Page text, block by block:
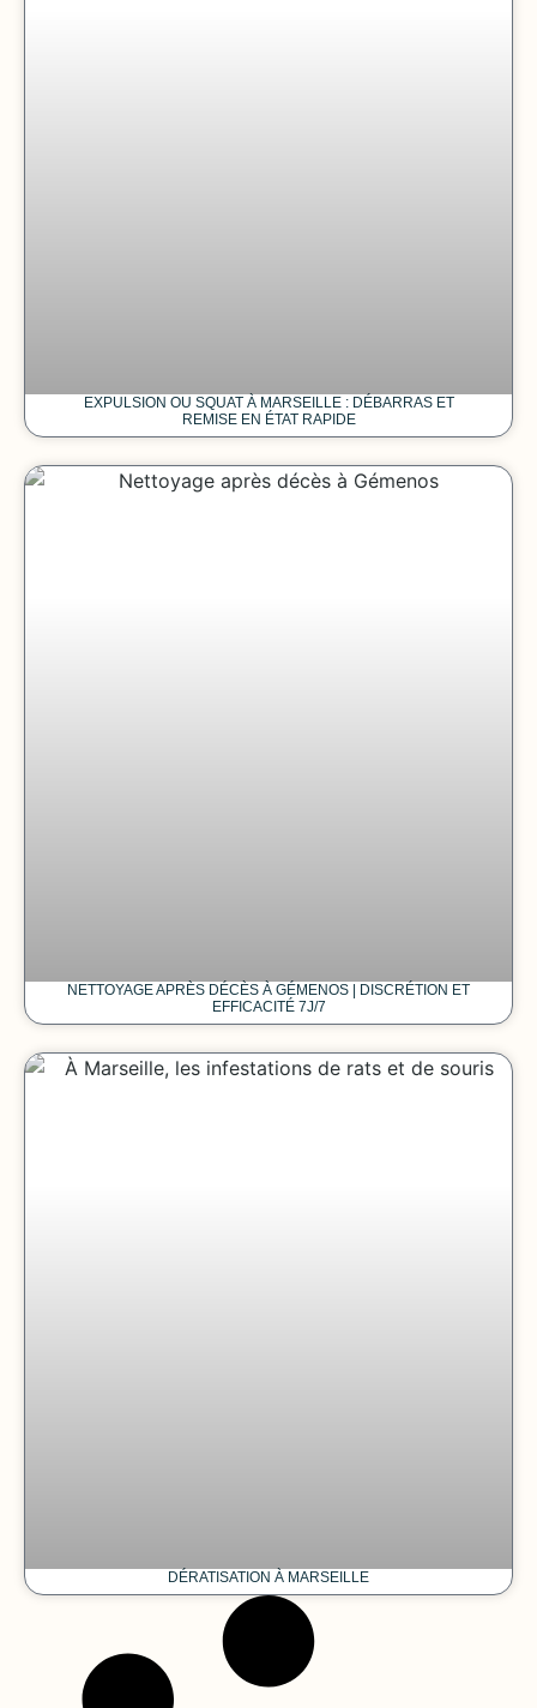
EXPULSION OU SQUAT À MARSEILLE : DÉBARRAS ET
REMISE EN ÉTAT RAPIDE
NETTOYAGE APRÈS DÉCÈS À GÉMENOS | DISCRÉTION ET
EFFICACITÉ 7J/7
DÉRATISATION À MARSEILLE